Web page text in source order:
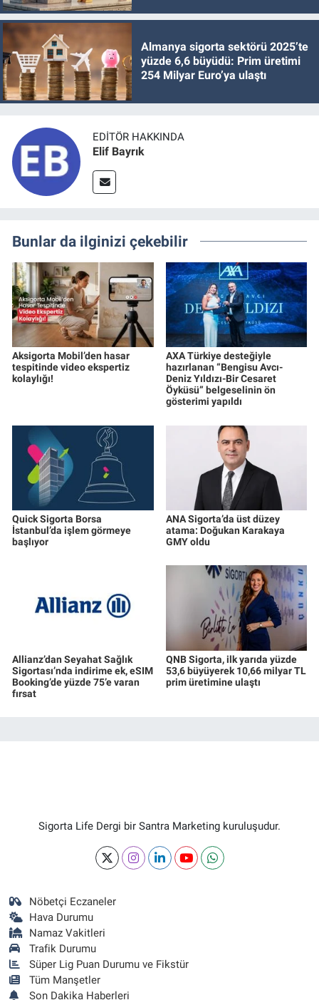
Almanya sigorta sektörü 2025’te
yüzde 6,6 büyüdü: Prim üretimi
254 Milyar Euro’ya ulaştı
EDITÖR HAKKINDA
Elif Bayrık
Bunlar da ilginizi çekebilir
Aksigorta Mobil’den hasar
tespitinde video ekspertiz
kolaylığı!
AXA Türkiye desteğiyle
hazırlanan “Bengisu Avcı-
Deniz Yıldızı-Bir Cesaret
Öyküsü” belgeselinin ön
gösterimi yapıldı
Quick Sigorta Borsa
İstanbul’da işlem görmeye
başlıyor
ANA Sigorta’da üst düzey
atama: Doğukan Karakaya
GMY oldu
Allianz’dan Seyahat Sağlık
Sigortası’nda indirime ek, eSIM
Booking’de yüzde 75’e varan
fırsat
QNB Sigorta, ilk yarıda yüzde
53,6 büyüyerek 10,66 milyar TL
prim üretimine ulaştı
Sigorta Life Dergi bir Santra Marketing kuruluşudur.
Nöbetçi Eczaneler
Hava Durumu
Namaz Vakitleri
Trafik Durumu
Süper Lig Puan Durumu ve Fikstür
Tüm Manşetler
Son Dakika Haberleri